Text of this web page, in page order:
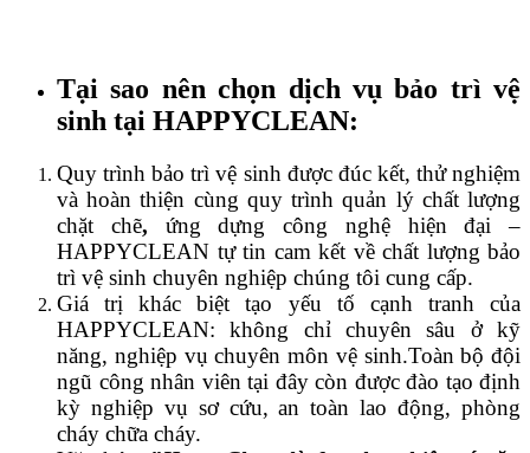
Tại sao nên chọn dịch vụ bảo trì vệ
sinh tại HAPPYCLEAN:
Quy trình bảo trì vệ sinh được đúc kết, thử nghiệm
và hoàn thiện cùng quy trình quản lý chất lượng
chặt chẽ, ứng dựng công nghệ hiện đại –
HAPPYCLEAN tự tin cam kết về chất lượng bảo
trì vệ sinh chuyên nghiệp chúng tôi cung cấp.
Giá trị khác biệt tạo yếu tố cạnh tranh của
HAPPYCLEAN: không chỉ chuyên sâu ở kỹ
năng, nghiệp vụ chuyên môn vệ sinh.Toàn bộ đội
ngũ công nhân viên tại đây còn được đào tạo định
kỳ nghiệp vụ sơ cứu, an toàn lao động, phòng
cháy chữa cháy.